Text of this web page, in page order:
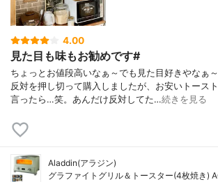
4.00
見た目も味もお勧めです#
ちょっとお値段高いなぁ～でも見た目好きやなぁ
反対を押し切って購入しましたが、お安いトース
言ったら…笑。あんだけ反対してた…続きを見る
Aladdin(アラジン)
グラファイトグリル＆トースター(4枚焼き)